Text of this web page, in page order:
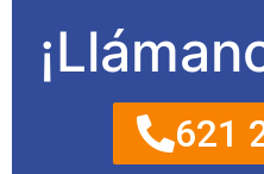
621